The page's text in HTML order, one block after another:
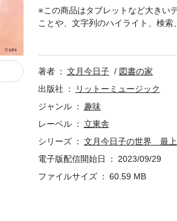
※この商品はタブレットなど大きい
ことや、文字列のハイライト、検
300点以上!!「デビュー50周年記念
今日子の軌跡を振り返る究極のファ
研究会「アズ」との深い関わり。活
編］ ロマンス・メイカー始動！ そ
睦美／福田素子ご家族インタビュ
今日子の世界－I「甘い生活」／II「
著者 文月今日子
図書の家
出版社
リットーミュージック
ジャンル
趣味
レーベル
立東舎
シリーズ
文月今日子の世界 最
電子版配信開始日
2023/09/29
ファイルサイズ
60.59 MB